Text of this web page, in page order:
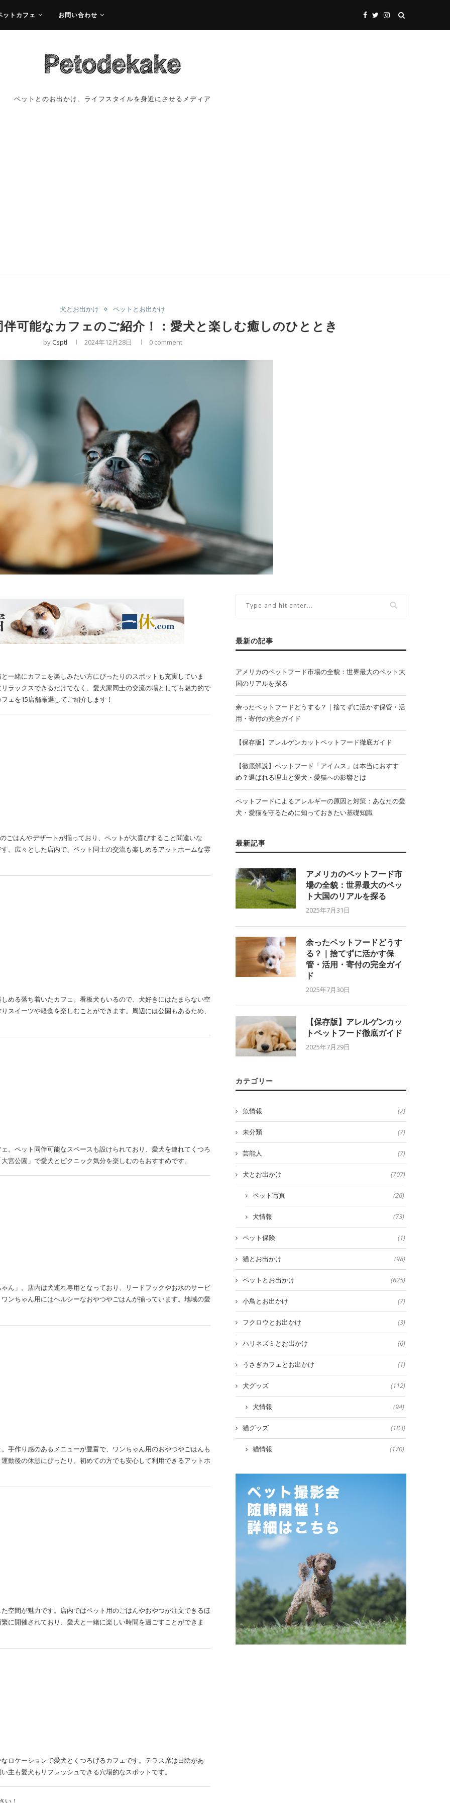
ットカフェ お問い合わせ
ペットとのお出かけ、ライフスタイルを身近にさせるメディア
犬とお出かけ ペットとお出かけ
可能なカフェのご紹介！：愛犬と楽しむ癒しのひととき
byCsptl 2024年12月28日 0 comment
一緒にカフェを楽しみたい方にぴったりのスポットも充実していま
ラックスできるだけでなく、愛犬家同士の交流の場としても魅力的で
ェを15店舗厳選してご紹介します！
ごはんやデザートが揃っており、ペットが大喜びすること間違いな
。広々とした店内で、ペット同士の交流も楽しめるアットホームな雰
める落ち着いたカフェ。看板犬もいるので、犬好きにはたまらない空
イーツや軽食を楽しむことができます。周辺には公園もあるため、
。ペット同伴可能なスペースも設けられており、愛犬を連れてくつろ
公園」で愛犬とピクニック気分を楽しむのもおすすめです。
ん」。店内は犬連れ専用となっており、リードフックやお水のサービ
ンちゃん用にはヘルシーなおやつやごはんが揃っています。地域の愛
手作り感のあるメニューが豊富で、ワンちゃん用のおやつやごはんも
動後の休憩にぴったり。初めての方でも安心して利用できるアットホ
空間が魅力です。店内ではペット用のごはんやおやつが注文できるほ
に開催されており、愛犬と一緒に楽しい時間を過ごすことができま
ロケーションで愛犬とくつろげるカフェです。テラス席は日陰があ
主も愛犬もリフレッシュできる穴場的なスポットです。
い！
最新の記事
アメリカのペットフード市場の全貌：世界最大のペット大
国のリアルを探る
余ったペットフードどうする？｜捨てずに活かす保管・活
用・寄付の完全ガイド
【保存版】アレルゲンカットペットフード徹底ガイド
【徹底解説】ペットフード「アイムス」は本当におすす
め？選ばれる理由と愛犬・愛猫への影響とは
ペットフードによるアレルギーの原因と対策：あなたの愛
犬・愛猫を守るために知っておきたい基礎知識
最新記事
アメリカのペットフード市
場の全貌：世界最大のペッ
ト大国のリアルを探る
2025年7月31日
余ったペットフードどうす
る？｜捨てずに活かす保
管・活用・寄付の完全ガイ
ド
2025年7月30日
【保存版】アレルゲンカッ
トペットフード徹底ガイド
2025年7月29日
カテゴリー
魚情報 (2)
未分類 (7)
芸能人 (7)
犬とお出かけ (707)
ペット写真 (26)
犬情報 (73)
ペット保険 (1)
猫とお出かけ (98)
ペットとお出かけ (625)
小鳥とお出かけ (7)
フクロウとお出かけ (3)
ハリネズミとお出かけ (6)
うさぎカフェとお出かけ (1)
犬グッズ (112)
犬情報 (94)
猫グッズ (183)
猫情報 (170)